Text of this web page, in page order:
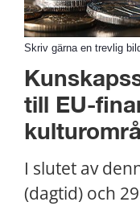
Skriv gärna en trevlig
till EU-
I slutet av
(dagtid) och